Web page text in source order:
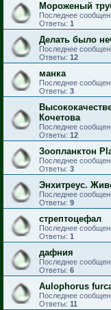
Мороженый
Последнее
Ответы: 1
Делать было
Последнее
Ответы: 12
манка
Последнее
Ответы: 3
Кочетова
Последнее
Ответы: 12
Зоопланктон
Последнее
Ответы: 3
Энхитреус.
Последнее
Ответы: 9
стрептоцефал
Последнее
Ответы: 1
дафния
Последнее
Ответы: 6
Aulophorus
Последнее
Ответы: 11